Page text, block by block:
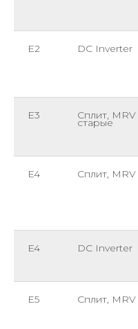
E2 DC Inverter
E3 Сплит, MRV
старые
E4 Сплит, MRV
E4 DC Inverter
E5 Сплит, MRV